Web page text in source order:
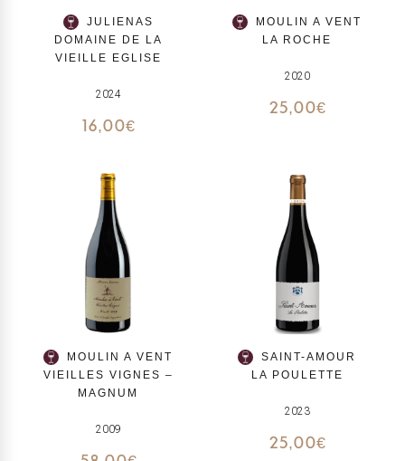
JULIENAS
DOMAINE DE LA
VIEILLE EGLISE
2024
16,00€
MOULIN A VENT
LA ROCHE
2020
25,00€
MOULIN A VENT
VIEILLES VIGNES –
MAGNUM
2009
SAINT-AMOUR
LA POULETTE
2023
25,00€